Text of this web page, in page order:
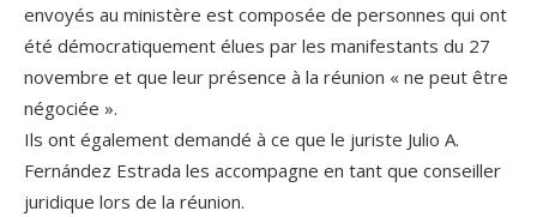
envoyés au ministère est composée de personnes qui ont
été démocratiquement élues par les manifestants du 27
novembre et que leur présence à la réunion « ne peut être
négociée ».
Ils ont également demandé à ce que le juriste Julio A.
Fernández Estrada les accompagne en tant que conseiller
juridique lors de la réunion.